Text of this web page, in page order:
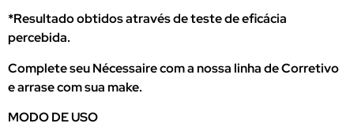
*Resultado obtidos através de teste de eficácia
percebida.
Complete seu Nécessaire com a nossa linha de Corretivo
e arrase com sua make.
MODO DE USO